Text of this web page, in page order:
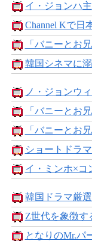
イ・ジョンハ
Channel Kで日
「バニーとお
韓国シネマに
ノ・ジョンウ
「バニーとお
「バニーとお
ショートドラ
イ・ミンホ×コ
韓国ドラマ厳
Z世代を象徴す
となりのMr.パ